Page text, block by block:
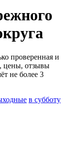
проверенная и
цены, отзывы
не более 3
в субботу